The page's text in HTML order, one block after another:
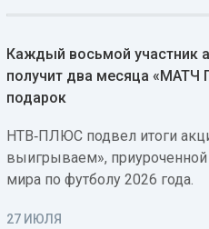
Каждый восьмой участник
получит два месяца «МАТЧ
подарок
НТВ‑ПЛЮС подвел итоги
выигрываем»,
мира по футболу 2026 года.
27 ИЮЛЯ